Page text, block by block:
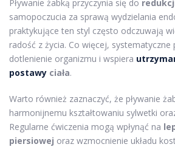
Pływanie żabką przyczynia się do
samopoczucia za sprawą wydzielania
praktykujące ten styl często odczuwają
radość z życia. Co więcej, systematyczne
dotlenienie organizmu i wspiera
postawy ciała.
Warto również zaznaczyć, że pływanie
harmonijnemu kształtowaniu sylwetki
Regularne ćwiczenia mogą wpłynąć na
piersiowej oraz wzmocnienie układu